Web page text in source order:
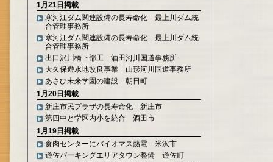
1月21日掲載
寒河江ダム関連設備の長寿命化 最上川ダム統
合管理事務所
寒河江ダム関連設備の長寿命化 最上川ダム統
合管理事務所
出口沢川橋下部工 酒田河川国道事務所
大久保遊水地改良事業 山形河川国道事務所
あさひ未来学園の建設 朝日町
1月20日掲載
新庄市民プラザの長寿命化 新庄市
第四中と学区内小を統合 酒田市
1月19日掲載
食肉センターにバイオマス熱電 米沢市
遊佐パーキングエリアタウン整備 遊佐町